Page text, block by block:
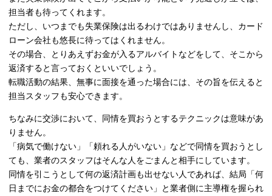
担当者も待ってくれます。
ただし、いつまでも失業保険は出るわけではありませんし、カード
ローン会社も悠長に待ってはくれません。
その場合、とりあえずお金が入るアルバイトなどをして、そこから
返済すると言っておくといいでしょう。
転職活動の結果、無事に面接を通った場合には、その旨を伝えると
担当スタッフも安心できます。
ちなみに交渉において、同情を買おうとするテクニックは意味があ
りません。
「病気で働けない」「頼れる人がいない」などで同情を買おうとし
ても、業者のスタッフはそんな人をごまんと相手にしています。
同情を引こうとして何の返済計画も出せない人であれば、結局「何
日までにお金の都合をつけてください」と業者側に主導権を握られ